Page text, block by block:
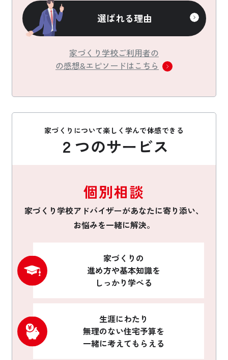
選ばれる理由
家づくり学校ご利用者の
の感想&エピソードはこちら
家づくりについて楽しく学んで体感できる
２つのサービス
個別相談
家づくり学校アドバイザーがあなたに寄り添い、
お悩みを一緒に解決。
家づくりの
進め方や基本知識を
しっかり学べる
生涯にわたり
無理のない住宅予算を
一緒に考えてもらえる